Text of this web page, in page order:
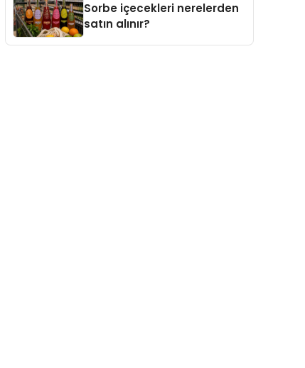
Sorbe içecekleri nerelerden
satın alınır?